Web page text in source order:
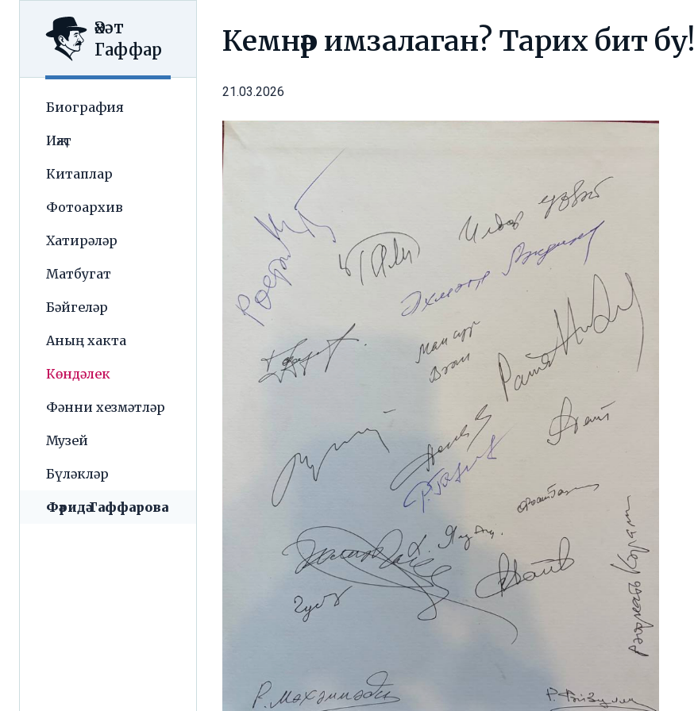
Әхәт
Гаффар
Биография
Иҗат
Китаплар
Фотоархив
Хатирәләр
Матбугат
Бәйгеләр
Аның хакта
Көндәлек
Фәнни хезмәтләр
Музей
Бүләкләр
Фәридә Гаффарова
Кемнәр имзалаган? Тарих бит бу!
21.03.2026